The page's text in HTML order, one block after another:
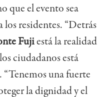
que el evento sea
residentes. “Detrás
Fujiestá la realidad
ciudadanos está
. “Tenemos una fuerte
la dignidad y el